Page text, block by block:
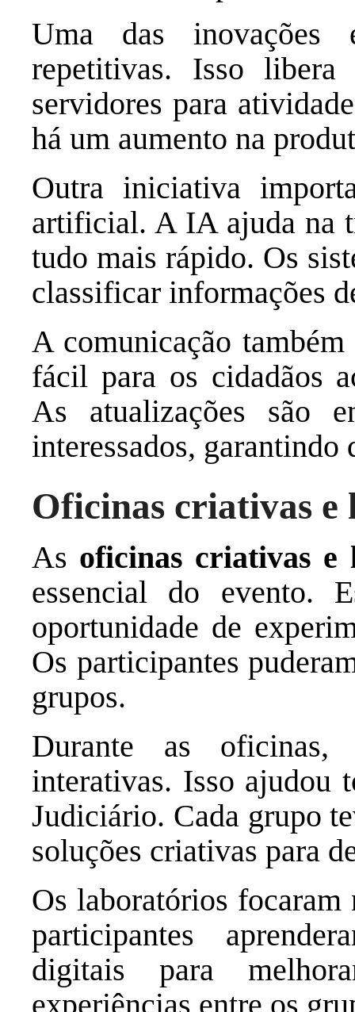
Uma das inovações
repetitivas. Isso
servidores para
há um aumento na
Outra iniciativa
artificial. A IA ajuda na
tudo mais rápido. Os
classificar informações
A comunicação
fácil para os cidadãos
As atualizações são
interessados,
Oficinas criativas e
As oficinas criativas e
essencial do evento.
oportunidade de
Os participantes
grupos.
Durante as oficinas,
interativas. Isso ajudou
Judiciário. Cada grupo
soluções criativas para
Os laboratórios
participantes
digitais para
experiências entre os